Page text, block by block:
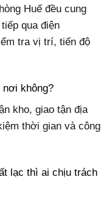
Huế đều cung
qua điện
tra vị trí, tiến độ
nơi không?
kho, giao tận địa
thời gian và công
lạc thì ai chịu trách